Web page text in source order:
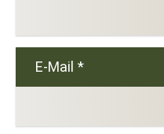
E-Mail *